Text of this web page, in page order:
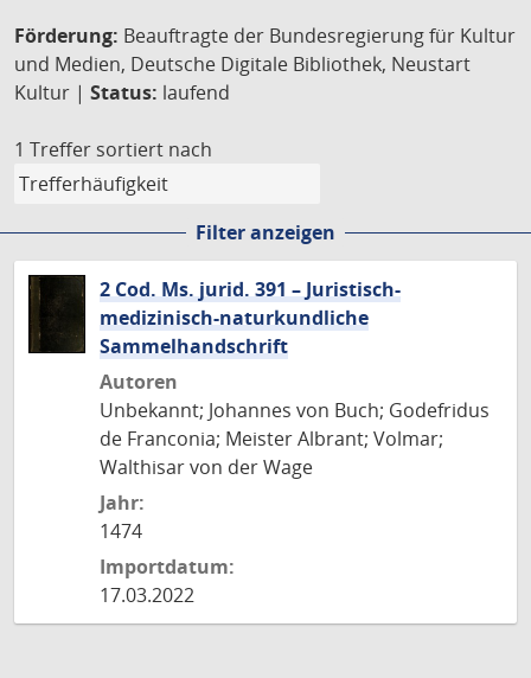
Förderung: Beauftragte der Bundesregierung für Kultur
und Medien, Deutsche Digitale Bibliothek, Neustart
Kultur | Status: laufend
1 Treffer sortiert nach
Filter anzeigen
2 Cod. Ms. jurid. 391 – Juristisch-
medizinisch-naturkundliche
Sammelhandschrift
Autoren
Unbekannt; Johannes von Buch; Godefridus
de Franconia; Meister Albrant; Volmar;
Walthisar von der Wage
Jahr:
1474
Importdatum:
17.03.2022